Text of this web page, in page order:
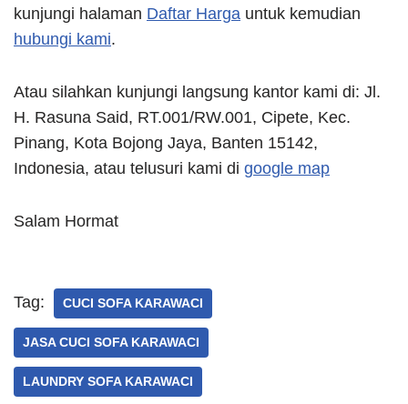
kunjungi halaman Daftar Harga untuk kemudian
hubungi kami.
Atau silahkan kunjungi langsung kantor kami di: Jl.
H. Rasuna Said, RT.001/RW.001, Cipete, Kec.
Pinang, Kota Bojong Jaya, Banten 15142,
Indonesia, atau telusuri kami di google map
Salam Hormat
Tag: CUCI SOFA KARAWACI
JASA CUCI SOFA KARAWACI
LAUNDRY SOFA KARAWACI